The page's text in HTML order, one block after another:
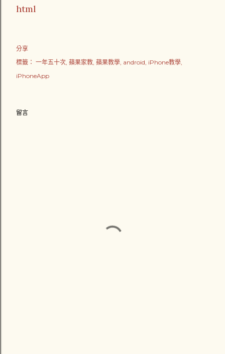
html
分享
標籤： 一年五十次 蘋果家教 蘋果教學 android iPhone教學
iPhoneApp
留言